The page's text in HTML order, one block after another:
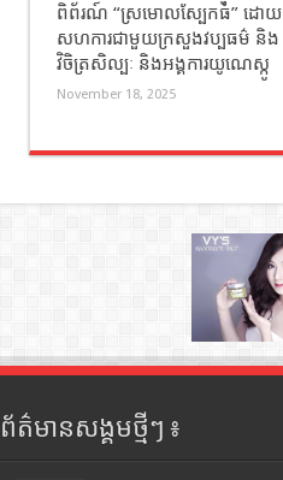
ពិព័រណ៍ “ស្រមោលស្បែកធំ” ដោយ
សហការជាមួយក្រសួងវប្បធម៌ និង
វិចិត្រសិល្បៈ និងអង្គការយូណេស្កូ
November 18, 2025
ព័ត៌មានសង្គមថ្មីៗ ៖